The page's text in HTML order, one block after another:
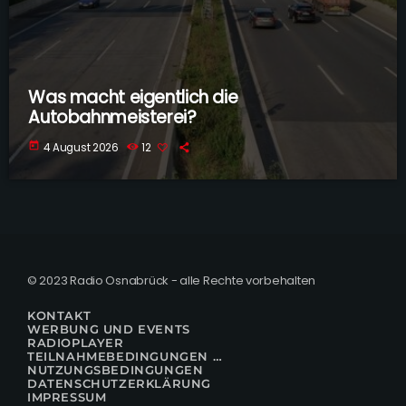
Was macht eigentlich die
Autobahnmeisterei?
today 4 August 2026 12
© 2023 Radio Osnabrück - alle Rechte vorbehalten
KONTAKT
WERBUNG UND EVENTS
RADIOPLAYER
TEILNAHMEBEDINGUNGEN FÜR GEWINNSPIELE
NUTZUNGSBEDINGUNGEN
DATENSCHUTZERKLÄRUNG
IMPRESSUM